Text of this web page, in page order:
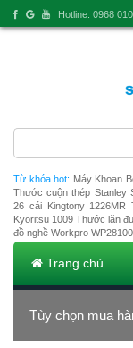
Từ khóa hot: Máy Khoan
Thước cuộn thép Stanley
26 cái Kingtony 1226MR
Kyoritsu 1009 Thước lăn
đồ nghề Workpro
Trang chủ
Tùy chọn mua
Hotline: 0968